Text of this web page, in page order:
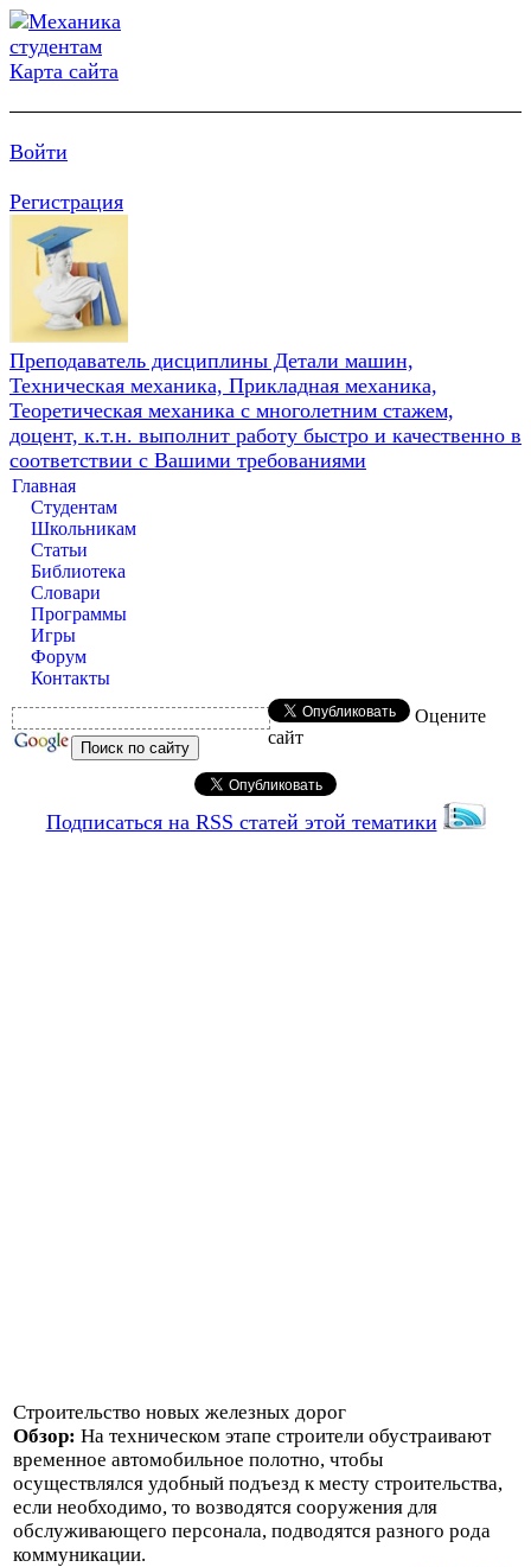
Карта сайта
Войти
Регистрация
Преподаватель дисциплины Детали машин,
Техническая механика, Прикладная механика,
Теоретическая механика с многолетним стажем,
доцент, к.т.н. выполнит работу быстро и качественно в
соответствии с Вашими требованиями
Главная
Студентам
Школьникам
Статьи
Библиотека
Словари
Программы
Игры
Форум
Контакты
Оцените
сайт
Подписаться на RSS статей этой тематики
Строительство новых железных дорог
Обзор: На техническом этапе строители обустраивают
временное автомобильное полотно, чтобы
осуществлялся удобный подъезд к месту строительства,
если необходимо, то возводятся сооружения для
обслуживающего персонала, подводятся разного рода
коммуникации.